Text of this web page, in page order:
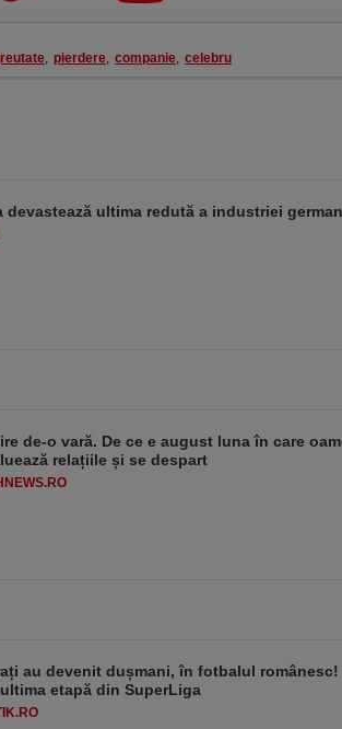
, pierdere, companie, celebru
devastează ultima redută a industriei
de-o vară. De ce e august luna în care
relațiile și se despart
au devenit dușmani, în fotbalul
etapă din SuperLiga